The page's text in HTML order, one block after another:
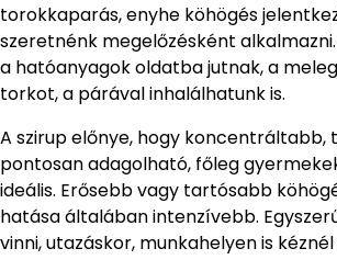
torokkaparás, enyhe köhögés
szeretnénk megelőzésként
a hatóanyagok oldatba jutnak, a
torkot, a párával inhalálhatunk is.
A szirup előnye, hogy
pontosan adagolható, főleg
ideális. Erősebb vagy tartósabb
hatása általában intenzívebb.
vinni, utazáskor, munkahelyen is kéznél